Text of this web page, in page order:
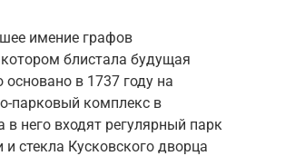
имение графов
блистала будущая
в 1737 году на
парковый комплекс в
него входят регулярный парк
стекла Кусковского дворца